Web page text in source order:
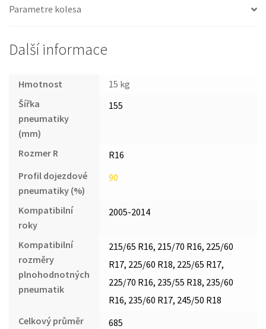
Parametre kolesa
Další informace
Hmotnost
15 kg
Šířka
pneumatiky
(mm)
155
Rozmer R
R16
Profil dojezdové
pneumatiky (%)
90
Kompatibilní
roky
2005-2014
Kompatibilní
rozměry
plnohodnotných
pneumatik
215/65 R16, 215/70 R16, 225/60
R17, 225/60 R18, 225/65 R17,
225/70 R16, 235/55 R18, 235/60
R16, 235/60 R17, 245/50 R18
Celkový průměr
685